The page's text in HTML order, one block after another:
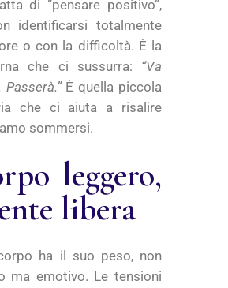
di “pensare positivo”,
identificarsi totalmente
o con la difficoltà. È la
che ci sussurra: “Va
È quella piccola
che ci aiuta a risalire
sommersi.
leggero,
libera
ha il suo peso, non
ma emotivo. Le tensioni